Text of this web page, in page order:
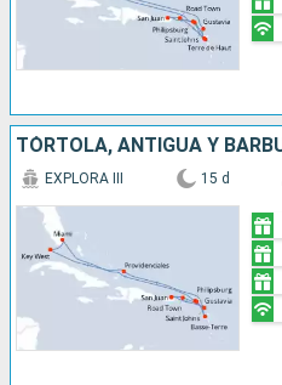
EXPLORA III 15 d